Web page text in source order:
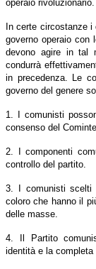
operaio
In certe circostanze
governo operaio con
devono agire in tal
condurrà
in precedenza. Le
governo del genere
1. I comunisti
consenso del
2. I componenti
controllo del partito.
3. I comunisti scelti
coloro che hanno il
delle masse.
4. Il Partito
identità e la completa